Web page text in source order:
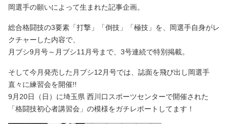
岡選手の願いによって生まれた記事企画。
総合格闘技の3要素「打撃」「倒技」「極技」を、岡選手自身がレ
クチャーした内容で、
月ブシ9月号～月ブシ11月号まで、3号連続で特別掲載。
そして今月発売した月ブシ12月号では、誌面を飛び出し岡選手
直々に練習会を開催!!
9月20日（日）に埼玉県 西川口スポーツセンターで開催された
「格闘技初心者講習会」の模様をガチレポートしてます！